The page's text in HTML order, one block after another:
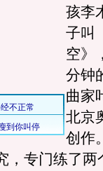
孩李
子叫
空》
分钟
曲家
北京
创作
，专门练了两